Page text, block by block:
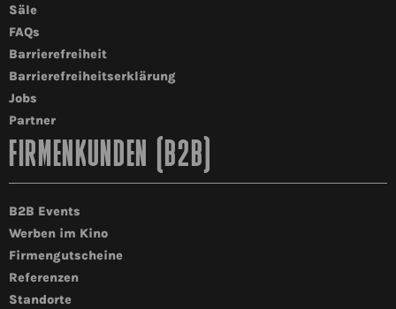
Säle
FAQs
Barrierefreiheit
Barrierefreiheitserklärung
Jobs
Partner
FIRMENKUNDEN (B2B)
B2B Events
Werben im Kino
Firmengutscheine
Referenzen
Standorte